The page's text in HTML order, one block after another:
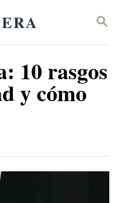
S
A
C
H
10 rasgos
y cómo